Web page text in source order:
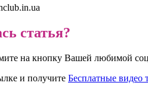
статья?
на кнопку Вашей любимой
и получите Бесплатные видео